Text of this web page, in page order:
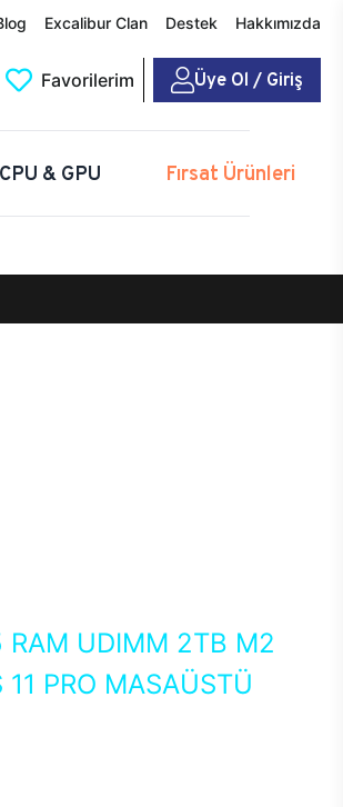
Excalibur Clan Destek Hakkımızda
Favorilerim Üye Ol / Giriş
CPU & GPU Fırsat Ürünleri
RAM UDIMM 2TB M2
PRO MASAÜSTÜ